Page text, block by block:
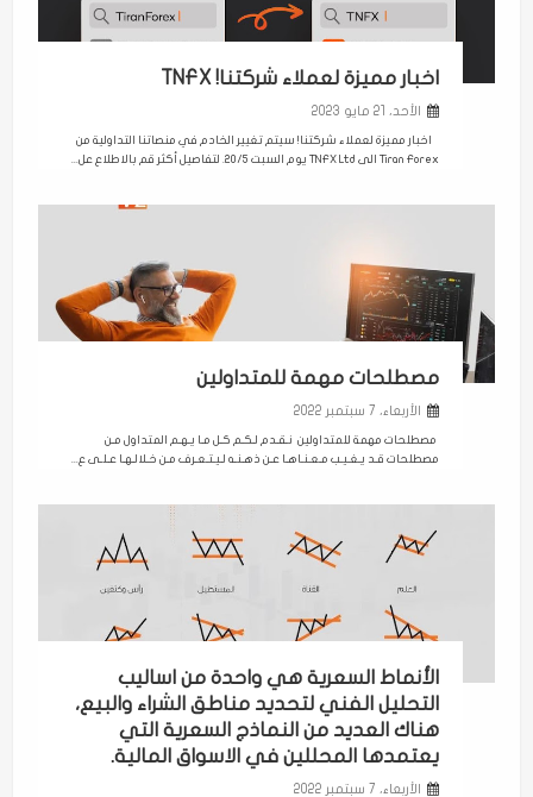
اخبار مميزة لعملاء شركتنا! TNFX
الأحد، 21 مايو 2023
اخبار مميزة لعملاء شركتنا! سيتم تغيير الخادم في منصاتنا التداولية من
Tiran Forex الى TNFX Ltd يوم السبت 20/5. لتفاصيل أكثر قم بالاطلاع عل...
مصطلحات مهمة للمتداولين
الأربعاء، 7 سبتمبر 2022
مصطلحات مهمة للمتداولين نـقـدم لـكـم كـل مـا يـهـم المتداول مـن
مصطلحات قـد يـغـيـب مـعـنـاهـا عـن ذهـنـه لـيـتـعـرف مـن خـلالـهـا عـلـى ع...
الأنماط السعرية هي واحدة من اساليب
التحليل الفني لتحديد مناطق الشراء والبيع،
هناك العديد من النماذج السعرية التي
يعتمدها المحللين في الاسواق المالية.
الأربعاء، 7 سبتمبر 2022